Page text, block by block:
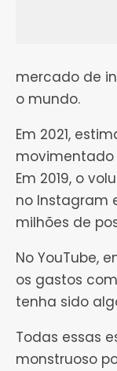
mercado de
o mundo.
Em 2021,
movimentado
Em 2019, o
no Instagram
milhões de
No YouTube,
os gastos
tenha sido
Todas essas
monstruoso